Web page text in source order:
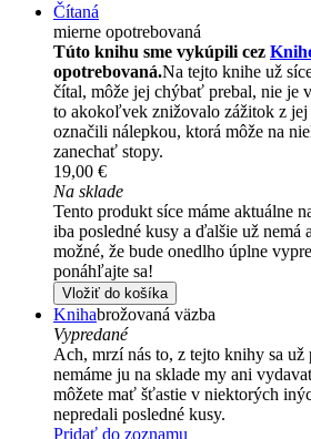
Čítaná
mierne opotrebovaná
Túto knihu sme vykúpili cez
opotrebovaná.Na tejto knihe už
čítal, môže jej chýbať prebal, nie je
to akokoľvek znižovalo zážitok z jej
označili nálepkou, ktorá môže na
zanechať stopy.
19,00 €
Na sklade
Tento produkt síce máme aktuálne
iba posledné kusy a ďalšie už nemá
možné, že bude onedlho úplne
ponáhľajte sa!
Vložiť do košíka
Knihabrožovaná väzba
Vypredané
Ach, mrzí nás to, z tejto knihy sa
nemáme ju na sklade my ani
môžete mať šťastie v niektorých
nepredali posledné kusy.
Pridať do zoznamu